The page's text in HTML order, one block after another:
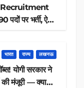
पदों पर भर्ती, ऐसे
भारत राज्य लखनऊ
योगी सरकार ने
की मंजूरी — क्या